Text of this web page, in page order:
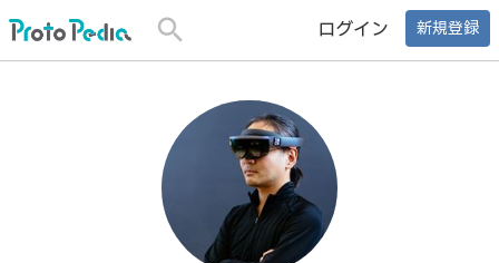
search ログイン 新規登録